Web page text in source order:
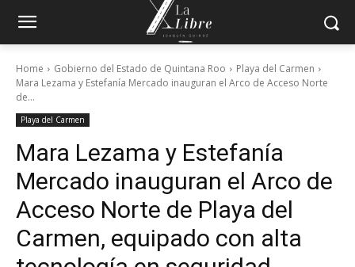
Home Gobierno del Estado de Quintana Roo
Playa del Carmen
Mara Lezama y Estefanía Mercado inauguran el Arco de Acceso Norte
de...
Playa del Carmen
Mara Lezama y Estefanía
Mercado inauguran el Arco de
Acceso Norte de Playa del
Carmen, equipado con alta